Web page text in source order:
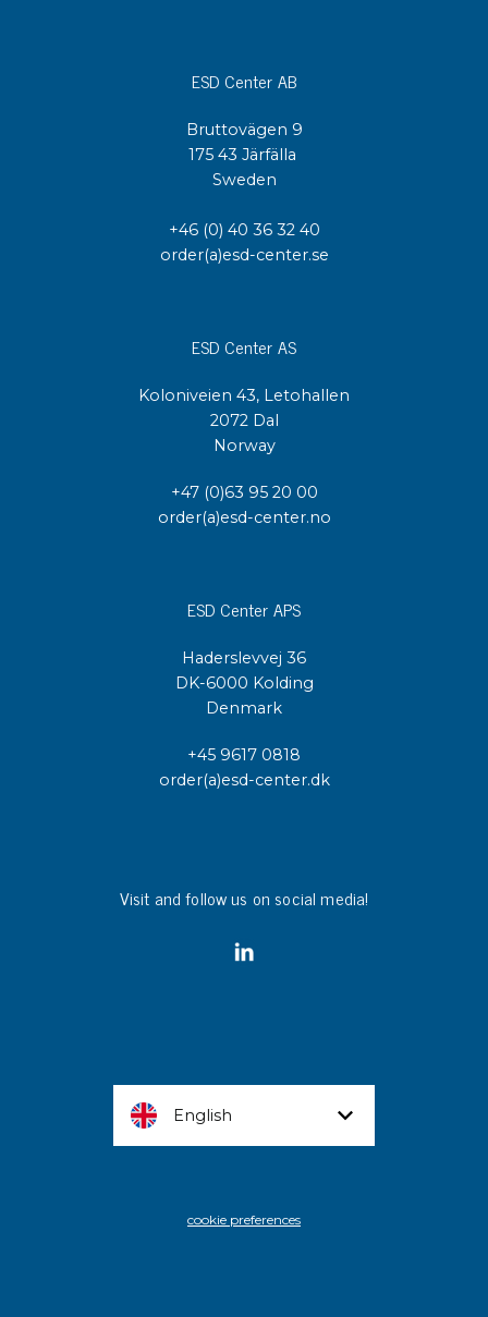
ESD Center AB
Bruttovägen 9
175 43 Järfälla
Sweden
+46 (0) 40 36 32 40
order(a)esd-center.se
ESD Center AS
Koloniveien 43, Letohallen
2072 Dal
Norway
+47 (0)63 95 20 00
order(a)esd-center.no
ESD Center APS
Haderslevvej 36
DK-6000 Kolding
Denmark
+45 9617 0818
order(a)esd-center.dk
Visit and follow us on social media!
English
cookie preferences